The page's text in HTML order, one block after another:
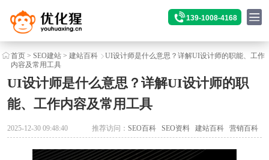
139-1008-4168
首页> SEO建站> 建站百科
UI设计师是什么意思？详解UI设计师的职能、工作
内容及常用工具
UI设计师是什么意思？详解UI设计师的职
能、工作内容及常用工具
2025-12-30 09:48:40 推荐访问：SEO百科 SEO资料 建站百科 营销百科